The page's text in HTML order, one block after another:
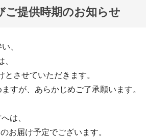
ご提供時期のお知らせ
、
とさせていただきます。
すが、あらかじめご了承願います。
は、
お届け予定でございます。